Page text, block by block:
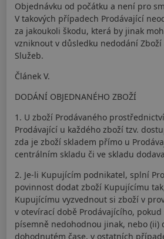
Objednávku od počátku a není pro
V takových případech Prodávající
za jakoukoli škodu, která by jinak
vzniknout v důsledku nedodání
Služeb.
Článek V.
DODÁNÍ OBJEDNANÉHO ZBOŽÍ
1. U zboží Prodávaného
Prodávající u každého zboží tzv.
zda je zboží skladem přímo u
centrálním skladu či ve skladu
2. Je-li Kupujícím podnikatel, splní
povinnost dodat zboží Kupujícímu
Kupujícímu vyzvednout si zboží v
v otevírací době Prodávajícího,
písemně nedohodnou jinak, nebo (ii)
dohodnutém čase, v ostatních